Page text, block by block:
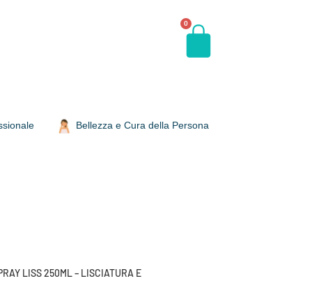
0
Bellezza e Cura della Persona
LISS 250ML – LISCIATURA E